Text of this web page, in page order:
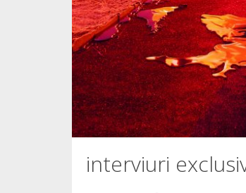
interviuri